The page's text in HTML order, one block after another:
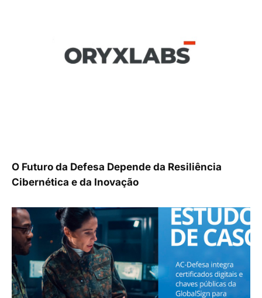
O Futuro da Defesa Depende da Resiliência
Cibernética e da Inovação